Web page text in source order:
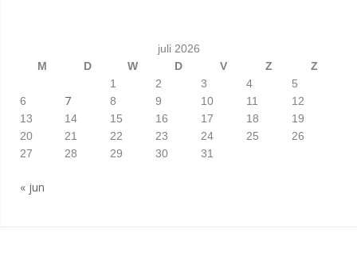
juli 2026
M
D W D V Z
Z
1
2 3 4
5
6
7 8 9 10 11
12
13
14 15 16 17 18
19
20
21 22 23 24 25
26
27
28 29 30 31
« jun